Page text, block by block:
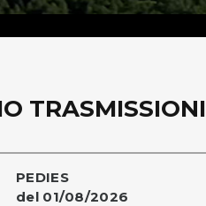
TRASMISSIONI
PEDIES
del 01/08/2026